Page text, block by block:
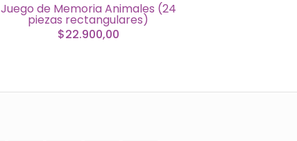
Juego de Memoria Animales (24
piezas rectangulares)
$22.900,00